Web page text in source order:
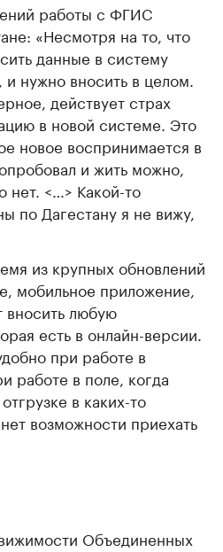
работы с ФГИС
«Несмотря на то, что
данные в систему
нужно вносить в целом.
действует страх
в новой системе. Это
новое воспринимается в
и жить можно,
нет. <…> Какой-то
по Дагестану я не вижу,
из крупных обновлений
мобильное приложение,
вносить любую
есть в онлайн-версии.
при работе в
работе в поле, когда
в каких-то
возможности приехать
Объединенных